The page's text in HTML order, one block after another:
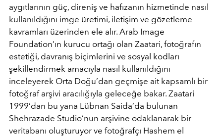
aygıtlarının güç, direniş ve hafızanın hizmetinde nasıl
kullanıldığını imge üretimi, iletişim ve gözetleme
kavramları üzerinden ele alır. Arab Image
Foundation’ın kurucu ortağı olan Zaatari, fotoğrafın
estetiği, davranış biçimlerini ve sosyal kodları
şekillendirmek amacıyla nasıl kullanıldığını
inceleyerek Orta Doğu’dan geçmişe ait kapsamlı bir
fotoğraf arşivi aracılığıyla geleceğe bakar. Zaatari
1999’dan bu yana Lübnan Saida’da bulunan
Shehrazade Studio’nun arşivine odaklanarak bir
veritabanı oluşturuyor ve fotoğrafçı Hashem el